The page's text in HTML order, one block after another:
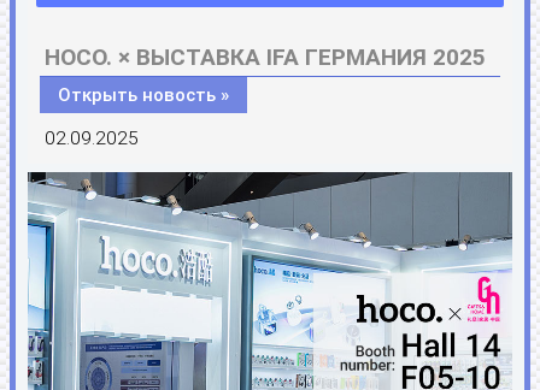
HOCO. × ВЫСТАВКА IFA ГЕРМАНИЯ 2025
Открыть новость »
02.09.2025